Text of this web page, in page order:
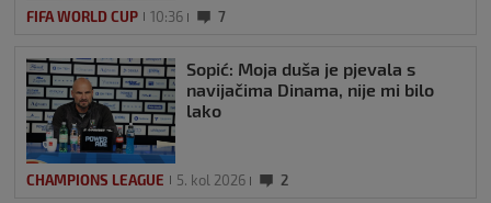
FIFA WORLD CUP 10:36 7
Sopić: Moja duša je pjevala s
navijačima Dinama, nije mi bilo
lako
CHAMPIONS LEAGUE 5. kol 2026 2